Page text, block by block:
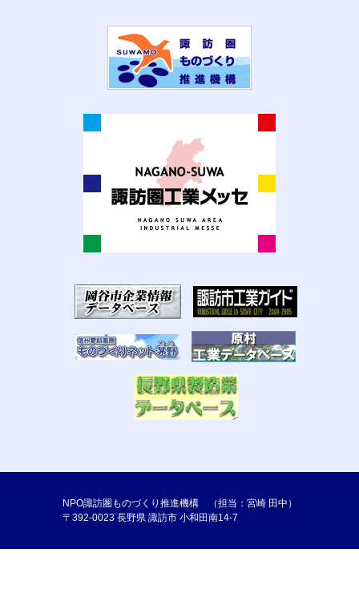
NPO諏訪圏ものづくり推進機構 （担当：宮崎 田中）
〒392-0023 長野県 諏訪市 小和田南14-7